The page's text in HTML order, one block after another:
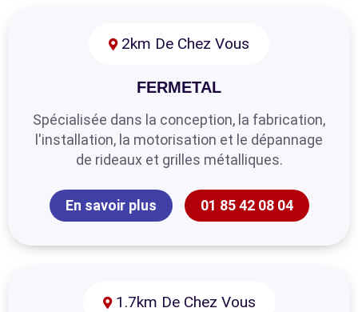
2km De Chez Vous
FERMETAL
Spécialisée dans la conception, la fabrication,
l'installation, la motorisation et le dépannage
de rideaux et grilles métalliques.
En savoir plus 01 85 42 08 04
1.7km De Chez Vous